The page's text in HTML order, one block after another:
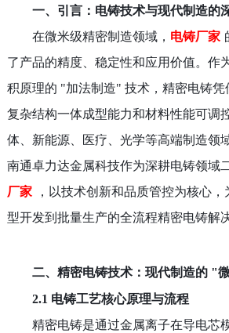
一、引言：电铸技术与现代制造的
在微米级精密制造领域， 电铸厂家
了产品的精度、稳定性和应用价值。作
积原理的 "加法制造" 技术，精密电铸凭
复杂结构一体成型能力和材料性能可调
体、新能源、医疗、光学等高端制造领
南通卓力达金属科技作为深耕电铸领域
厂家
，以技术创新和品质管控为核心
型开发到批量生产的全流程精密电铸解
二、精密电铸技术：现代制造的 "
2.1 电铸工艺核心原理与流程
精密电铸是通过金属离子在导电芯